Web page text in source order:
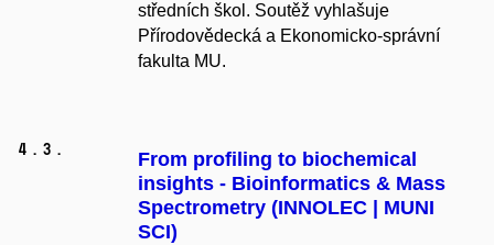
středních škol. Soutěž vyhlašuje
Přírodovědecká a Ekonomicko-správní
fakulta MU.
4. 3.
From profiling to biochemical
insights - Bioinformatics & Mass
Spectrometry (INNOLEC | MUNI
SCI)